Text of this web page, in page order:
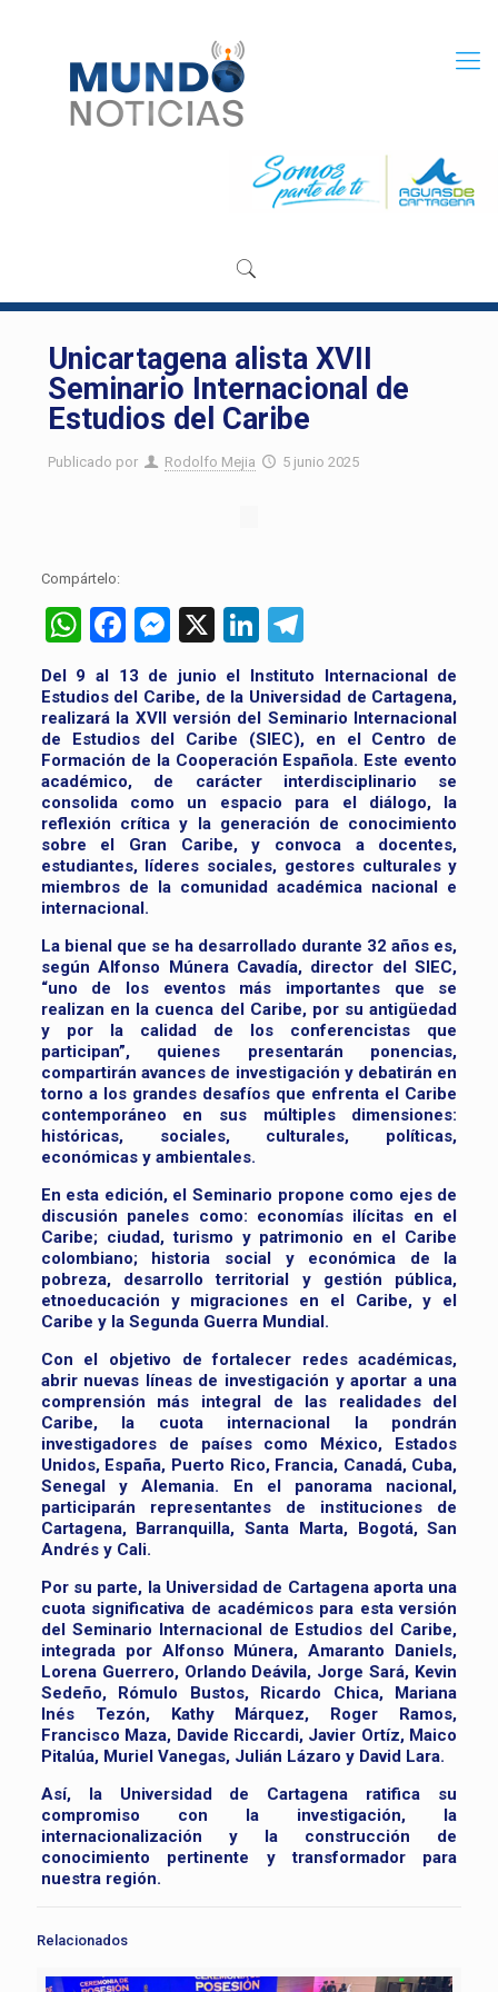
Unicartagena alista XVII
Seminario Internacional de
Estudios del Caribe
Publicado por Rodolfo Mejia 5 junio 2025
Compártelo:
WhatsApp
Facebook
Messenger
X LinkedIn
Del 9 al 13 de junio el Instituto Internacional de
Estudios del Caribe, de la Universidad de Cartagena,
realizará la XVII versión del Seminario Internacional
de Estudios del Caribe (SIEC), en el Centro de
Formación de la Cooperación Española. Este evento
académico, de carácter interdisciplinario se
consolida como un espacio para el diálogo, la
reflexión crítica y la generación de conocimiento
sobre el Gran Caribe, y convoca a docentes,
estudiantes, líderes sociales, gestores culturales y
miembros de la comunidad académica nacional e
internacional.
La bienal que se ha desarrollado durante 32 años es,
según Alfonso Múnera Cavadía, director del SIEC,
“uno de los eventos más importantes que se
realizan en la cuenca del Caribe, por su antigüedad
y por la calidad de los conferencistas que
participan”, quienes presentarán ponencias,
compartirán avances de investigación y debatirán en
torno a los grandes desafíos que enfrenta el Caribe
contemporáneo en sus múltiples dimensiones:
históricas, sociales, culturales, políticas,
económicas y ambientales.
En esta edición, el Seminario propone como ejes de
discusión paneles como: economías ilícitas en el
Caribe; ciudad, turismo y patrimonio en el Caribe
colombiano; historia social y económica de la
pobreza, desarrollo territorial y gestión pública,
etnoeducación y migraciones en el Caribe, y el
Caribe y la Segunda Guerra Mundial.
Con el objetivo de fortalecer redes académicas,
abrir nuevas líneas de investigación y aportar a una
comprensión más integral de las realidades del
Caribe, la cuota internacional la pondrán
investigadores de países como México, Estados
Unidos, España, Puerto Rico, Francia, Canadá, Cuba,
Senegal y Alemania. En el panorama nacional,
participarán representantes de instituciones de
Cartagena, Barranquilla, Santa Marta, Bogotá, San
Andrés y Cali.
Por su parte, la Universidad de Cartagena aporta una
cuota significativa de académicos para esta versión
del Seminario Internacional de Estudios del Caribe,
integrada por Alfonso Múnera, Amaranto Daniels,
Lorena Guerrero, Orlando Deávila, Jorge Sará, Kevin
Sedeño, Rómulo Bustos, Ricardo Chica, Mariana
Inés Tezón, Kathy Márquez, Roger Ramos,
Francisco Maza, Davide Riccardi, Javier Ortíz, Maico
Pitalúa, Muriel Vanegas, Julián Lázaro y David Lara.
Así, la Universidad de Cartagena ratifica su
compromiso con la investigación, la
internacionalización y la construcción de
conocimiento pertinente y transformador para
nuestra región.
Relacionados